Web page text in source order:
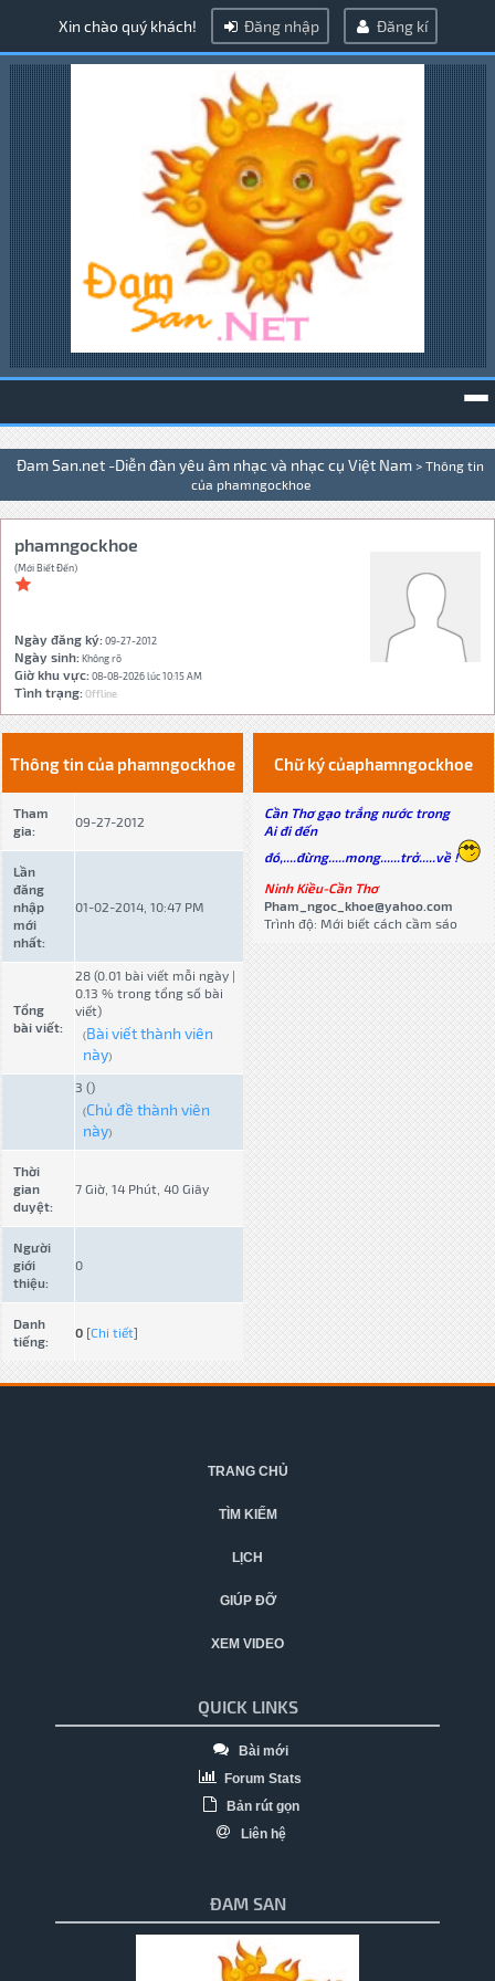
Xin chào quý khách! Đăng nhập Đăng kí
Đam San.net -Diễn đàn yêu âm nhạc và nhạc cụ Việt Nam > Thông tin
của phamngockhoe
phamngockhoe
(Mới Biết Đến)
Ngày đăng ký:09-27-2012
Ngày sinh: Không rõ
Giờ khu vực:08-08-2026 lúc 10:15 AM
Tình trạng:Offline
Thông tin của phamngockhoe
Tham
gia:
09-27-2012
Lần
đăng
nhập
mới
nhất:
01-02-2014, 10:47 PM
Tổng
bài viết:
28 (0.01 bài viết mỗi ngày |
0.13 % trong tổng số bài
viết)
(Bài viết thành viên
này)
3 ()
(Chủ đề thành viên
này)
Thời
gian
duyệt:
7 Giờ, 14 Phút, 40 Giây
Người
giới
thiệu:
0
Danh
tiếng:
0 [Chi tiết]
Chữ ký củaphamngockhoe
Cần Thơ gạo trắng nước trong
Ai đi đến
đó,....đừng.....mong......trở.....về !
Ninh Kiều-Cần Thơ
Pham_ngoc_khoe@yahoo.com
Trình độ: Mới biết cách cầm sáo
TRANG CHỦ
TÌM KIẾM
LỊCH
GIÚP ĐỠ
XEM VIDEO
QUICK LINKS
Bài mới
Forum Stats
Bản rút gọn
Liên hệ
ĐAM SAN